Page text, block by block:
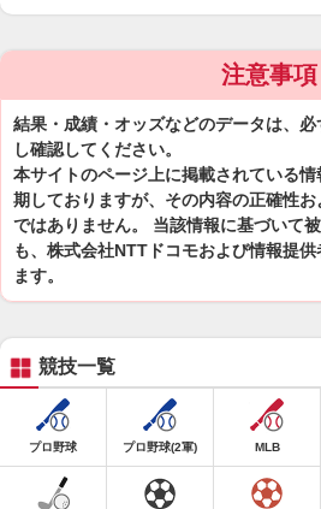
注意事項
結果・成績・オッズなどのデータは、
し確認してください。
本サイトのページ上に掲載されている
期しておりますが、その内容の正確性
ではありません。 当該情報に基づいて
も、株式会社NTTドコモおよび情報提
ます。
競技一覧
プロ野球 プロ野球(2軍) MLB